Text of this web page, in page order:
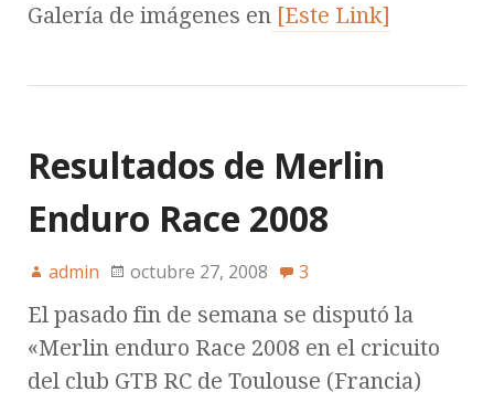
Galería de imágenes en [Este Link]
Resultados de Merlin
Enduro Race 2008
admin octubre 27, 2008 3
El pasado fin de semana se disputó la
«Merlin enduro Race 2008 en el cricuito
del club GTB RC de Toulouse (Francia)